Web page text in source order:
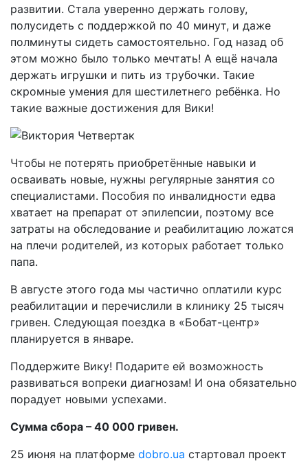
развитии. Стала уверенно держать голову,
полусидеть с поддержкой по 40 минут, и даже
полминуты сидеть самостоятельно. Год назад об
этом можно было только мечтать! А ещё начала
держать игрушки и пить из трубочки. Такие
скромные умения для шестилетнего ребёнка. Но
такие важные достижения для Вики!
Чтобы не потерять приобретённые навыки и
осваивать новые, нужны регулярные занятия со
специалистами. Пособия по инвалидности едва
хватает на препарат от эпилепсии, поэтому все
затраты на обследование и реабилитацию ложатся
на плечи родителей, из которых работает только
папа.
В августе этого года мы частично оплатили курс
реабилитации и перечислили в клинику 25 тысяч
гривен. Следующая поездка в «Бобат-центр»
планируется в январе.
Поддержите Вику! Подарите ей возможность
развиваться вопреки диагнозам! И она обязательно
порадует новыми успехами.
Сумма сбора – 40 000 гривен.
25 июня на платформе dobro.ua стартовал проект